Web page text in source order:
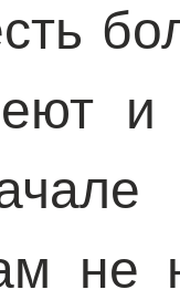
и
не